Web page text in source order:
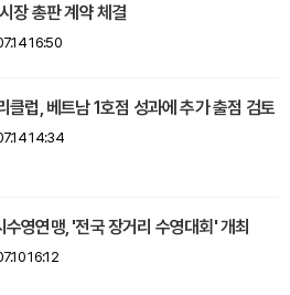
장 총판 계약 체결
16:50
클럽, 베트남 1호점 성과에 추가 출점 검토
14:34
수영연맹, '전국 장거리 수영대회' 개최
16:12